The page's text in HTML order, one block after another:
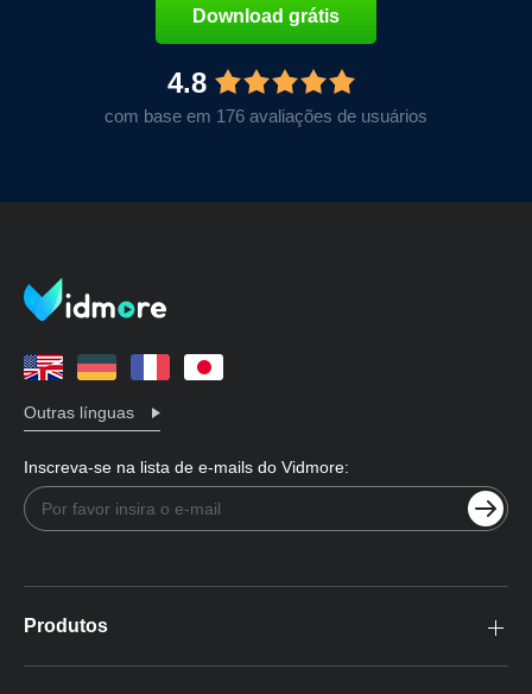
Download grátis
4.8
com base em 176 avaliações de usuários
Outras línguas
Inscreva-se na lista de e-mails do Vidmore:
Produtos